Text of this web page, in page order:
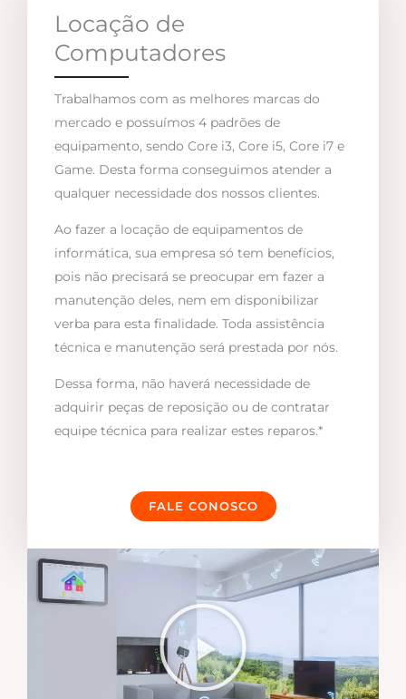
Locação de
Computadores
Trabalhamos com as melhores marcas do
mercado e possuímos 4 padrões de
equipamento, sendo Core i3, Core i5, Core i7 e
Game. Desta forma conseguimos atender a
qualquer necessidade dos nossos clientes.
Ao fazer a locação de equipamentos de
informática, sua empresa só tem benefícios,
pois não precisará se preocupar em fazer a
manutenção deles, nem em disponibilizar
verba para esta finalidade. Toda assistência
técnica e manutenção será prestada por nós.
Dessa forma, não haverá necessidade de
adquirir peças de reposição ou de contratar
equipe técnica para realizar estes reparos.*
FALE CONOSCO